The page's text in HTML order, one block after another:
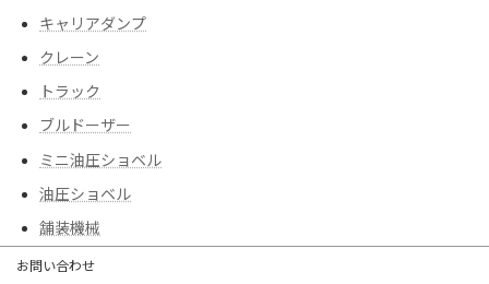
キャリアダンプ
クレーン
トラック
ブルドーザー
ミニ油圧ショベル
油圧ショベル
舗装機械
お問い合わせ